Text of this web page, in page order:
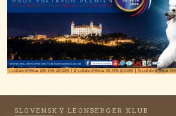
SLOVENSKÝ LEONBERGER KLUB